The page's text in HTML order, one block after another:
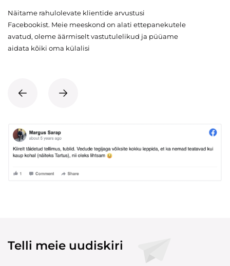
Näitame rahulolevate klientide arvustusi
Facebookist. Meie meeskond on alati ettepanekutele
avatud, oleme äärmiselt vastutulelikud ja püüame
aidata kõiki oma külalisi
Telli meie uudiskiri